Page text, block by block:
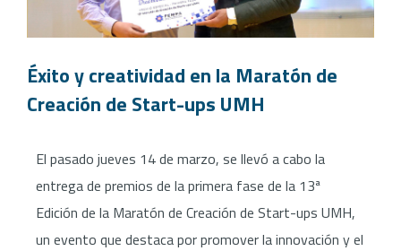
Éxito y creatividad en la Maratón de
Creación de Start-ups UMH
El pasado jueves 14 de marzo, se llevó a cabo la
entrega de premios de la primera fase de la 13ª
Edición de la Maratón de Creación de Start-ups UMH,
un evento que destaca por promover la innovación y el